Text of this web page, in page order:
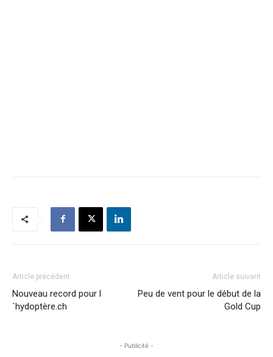
Article précédent
Nouveau record pour l
´hydoptère.ch
Article suivant
Peu de vent pour le début de la
Gold Cup
- Publicité -